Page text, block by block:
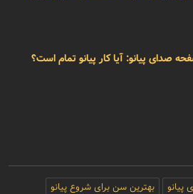
صدای پیانو: آیا کار پیانو تمام است؟
پیانو
بهترین سن برای شروع پیانو